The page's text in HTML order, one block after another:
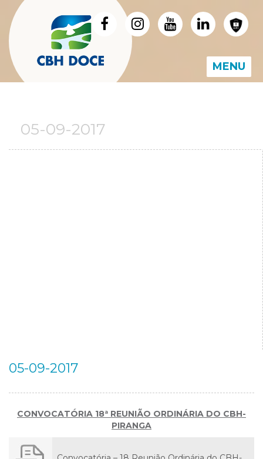
MENU
05-09-2017
05-09-2017
CONVOCATÓRIA 18ª REUNIÃO ORDINÁRIA DO CBH-
PIRANGA